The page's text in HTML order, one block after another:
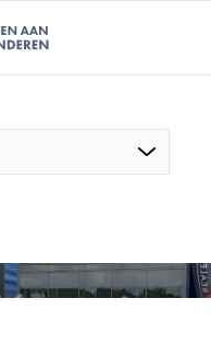
voor de bouw